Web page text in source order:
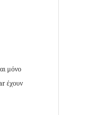
μόνο
έχουν